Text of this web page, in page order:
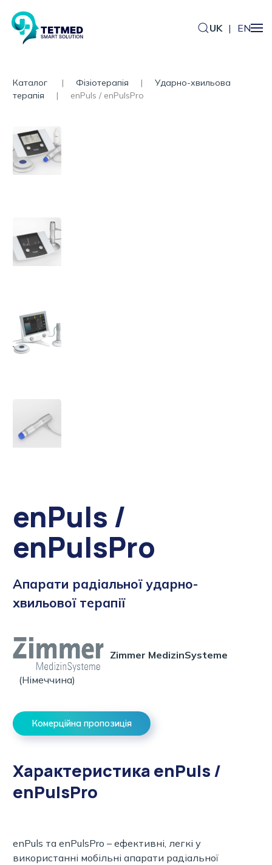
UK | EN
Каталог Фізіотерапія
Ударно-хвильова
терапія
enPuls / enPulsPro
enPuls /
enPulsPro
Апарати радіальної ударно-
хвильової терапії
Zimmer MedizinSysteme
(Німеччина)
Комерційна пропозиція
Характеристика enPuls /
enPulsPro
enPuls та enPulsPro – ефективні, легкі у
використанні мобільні апарати радіальної